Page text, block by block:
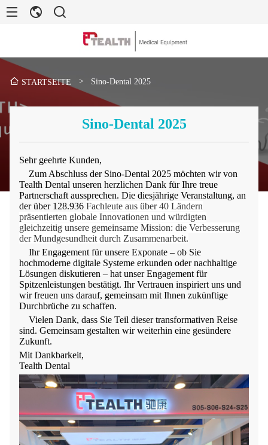
STARTSEITE > Sino-Dental 2025
Sino-Dental 2025
Sehr geehrte Kunden,
Zum Abschluss der Sino-Dental 2025 möchten wir von
Tealth Dental unseren herzlichen Dank für Ihre treue
Partnerschaft aussprechen. Die diesjährige Veranstaltung, an
der über 128.936 Fachleute aus über 40 Ländern
präsentierten globale Innovationen und würdigten
gleichzeitig unsere gemeinsame Mission: die Verbesserung
der Mundgesundheit durch Zusammenarbeit.
Ihr Engagement für unsere Exponate – ob Sie
hochmoderne digitale Systeme erkunden oder nachhaltige
Lösungen diskutieren – hat unser Engagement für
Spitzenleistungen bestätigt. Ihr Vertrauen inspiriert uns und
wir freuen uns darauf, gemeinsam mit Ihnen zukünftige
Durchbrüche zu schaffen.
Vielen Dank, dass Sie Teil dieser transformativen Reise
sind. Gemeinsam gestalten wir weiterhin eine gesündere
Zukunft.
Mit Dankbarkeit,
Tealth Dental